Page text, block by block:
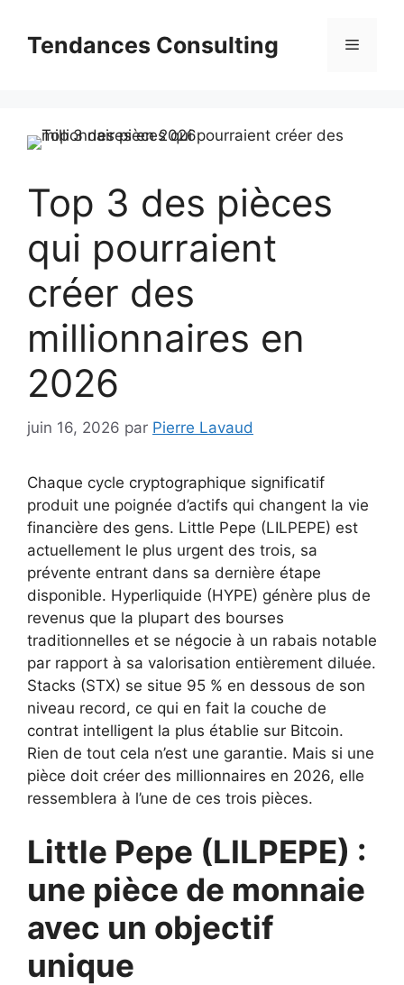
contenuTendances Consulting Menu
Top 3 des pièces
qui pourraient
créer des
millionnaires en
2026
juin 16, 2026 par Pierre Lavaud
Chaque cycle cryptographique significatif
produit une poignée d’actifs qui changent la vie
financière des gens. Little Pepe (LILPEPE) est
actuellement le plus urgent des trois, sa
prévente entrant dans sa dernière étape
disponible. Hyperliquide (HYPE) génère plus de
revenus que la plupart des bourses
traditionnelles et se négocie à un rabais notable
par rapport à sa valorisation entièrement diluée.
Stacks (STX) se situe 95 % en dessous de son
niveau record, ce qui en fait la couche de
contrat intelligent la plus établie sur Bitcoin.
Rien de tout cela n’est une garantie. Mais si une
pièce doit créer des millionnaires en 2026, elle
ressemblera à l’une de ces trois pièces.
Little Pepe (LILPEPE) :
une pièce de monnaie
avec un objectif
unique